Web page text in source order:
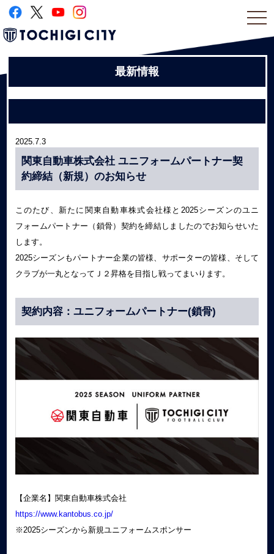
最新情報
2025.7.3
関東自動車株式会社 ユニフォームパートナー契
約締結（新規）のお知らせ
このたび、新たに関東自動車株式会社様と2025シーズンのユニ
フォームパートナー（鎖骨）契約を締結しましたのでお知らせいた
します。
2025シーズンもパートナー企業の皆様、サポーターの皆様、そして
クラブが一丸となってＪ２昇格を目指し戦ってまいります。
契約内容：ユニフォームパートナー(鎖骨)
【企業名】関東自動車株式会社
https://www.kantobus.co.jp/
※2025シーズンから新規ユニフォームスポンサー